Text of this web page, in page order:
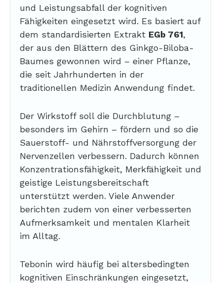
und Leistungsabfall der kognitiven
Fähigkeiten eingesetzt wird. Es basiert auf
dem standardisierten Extrakt EGb 761,
der aus den Blättern des Ginkgo-Biloba-
Baumes gewonnen wird – einer Pflanze,
die seit Jahrhunderten in der
traditionellen Medizin Anwendung findet.
Der Wirkstoff soll die Durchblutung –
besonders im Gehirn – fördern und so die
Sauerstoff- und Nährstoffversorgung der
Nervenzellen verbessern. Dadurch können
Konzentrationsfähigkeit, Merkfähigkeit und
geistige Leistungsbereitschaft
unterstützt werden. Viele Anwender
berichten zudem von einer verbesserten
Aufmerksamkeit und mentalen Klarheit
im Alltag.
Tebonin wird häufig bei altersbedingten
kognitiven Einschränkungen eingesetzt,